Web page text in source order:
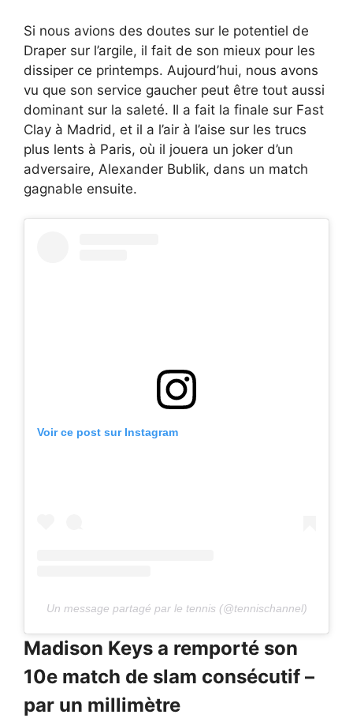
Si nous avions des doutes sur le potentiel de
Draper sur l’argile, il fait de son mieux pour les
dissiper ce printemps. Aujourd’hui, nous avons
vu que son service gaucher peut être tout aussi
dominant sur la saleté. Il a fait la finale sur Fast
Clay à Madrid, et il a l’air à l’aise sur les trucs
plus lents à Paris, où il jouera un joker d’un
adversaire, Alexander Bublik, dans un match
gagnable ensuite.
Voir ce post sur Instagram
Un message partagé par le tennis (@tennischannel)
Madison Keys a remporté son
10e match de slam consécutif –
par un millimètre